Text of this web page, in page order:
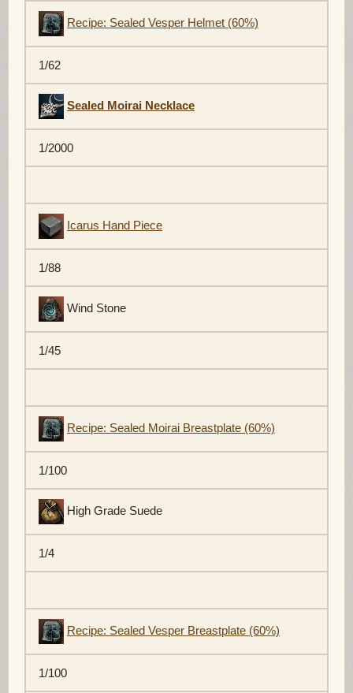
Recipe: Sealed Vesper Helmet (60%)
1/62
Sealed Moirai Necklace
1/2000
Icarus Hand Piece
1/88
Wind Stone
1/45
Recipe: Sealed Moirai Breastplate (60%)
1/100
High Grade Suede
1/4
Recipe: Sealed Vesper Breastplate (60%)
1/100